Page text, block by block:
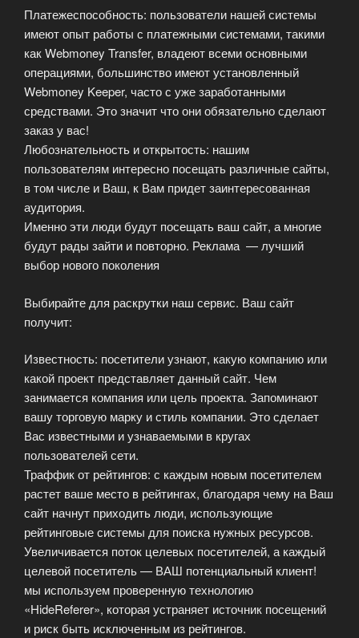
Платежеспособность: пользователи нашей системы
имеют опыт работы с платежными системами, такими
как Webmoney Transfer, владеют всеми основными
операциями, большинство имеют установленный
Webmoney Keeper, часто с уже заработанными
средствами. Это значит что они обязательно сделают
заказ у вас!
Любознательность и открытость: нашим
пользователям интересно посещать различные сайты,
в том числе и Ваш, к Вам придет заинтересованная
аудитория.
Именно эти люди будут посещать ваш сайт, а многие
будут рады зайти и повторно. Реклама — лучший
выбор нового поколения
Выбирайте для раскрутки наш сервис. Ваш сайт
получит:
Известность: посетители узнают, какую компанию или
какой проект представляет данный сайт. Чем
занимается компания или цель проекта. Запоминают
вашу торговую марку и стиль компании. Это сделает
Вас известными и узнаваемыми в кругах
пользователей сети.
Траффик от рейтингов: с каждым новым посетителем
растет ваше место в рейтингах, благодаря чему на Ваш
сайт начнут приходить люди, использующие
рейтинговые системы для поиска нужных ресурсов.
Увеличивается поток целевых посетителей, а каждый
целевой посетитель — ВАШ потенциальный клиент!
мы используем проверенную технологию
«HideReferer», которая устраняет источник посещений
и риск быть исключенным из рейтингов.